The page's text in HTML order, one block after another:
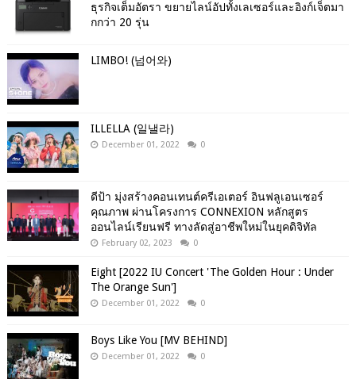
ธุรกิจเต็มอัตรา ขยายไลน์อัปทั้งเลเซอร์และอิงก์เจ็ตมา
กกว่า 20 รุ่น
LIMBO! (넘어와)
ILLELLA (일낼라)
December 01, 2022 0
ดีป้า มุ่งสร้างคอนเทนต์ครีเอเตอร์ อินฟลูเอนเซอร์
คุณภาพ ผ่านโครงการ CONNEXION หลักสูตร
ออนไลน์เรียนฟรี ทางลัดสู่อาชีพใหม่ในยุคดิจิทัล
February 02, 2023 0
Eight [2022 IU Concert 'The Golden Hour : Under
The Orange Sun']
December 01, 2022 0
Boys Like You [MV BEHIND]
December 01, 2022 0